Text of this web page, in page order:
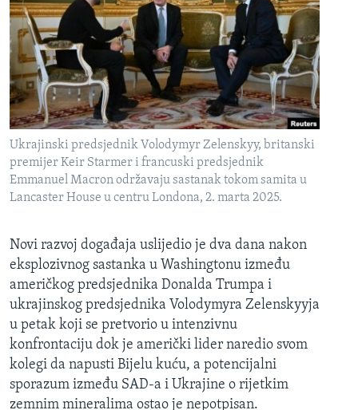
Ukrajinski predsjednik Volodymyr Zelenskyy, britanski
premijer Keir Starmer i francuski predsjednik
Emmanuel Macron održavaju sastanak tokom samita u
Lancaster House u centru Londona, 2. marta 2025.
Novi razvoj događaja uslijedio je dva dana nakon
eksplozivnog sastanka u Washingtonu između
američkog predsjednika Donalda Trumpa i
ukrajinskog predsjednika Volodymyra Zelenskyyja
u petak koji se pretvorio u intenzivnu
konfrontaciju dok je američki lider naredio svom
kolegi da napusti Bijelu kuću, a potencijalni
sporazum između SAD-a i Ukrajine o rijetkim
zemnim mineralima ostao je nepotpisan.